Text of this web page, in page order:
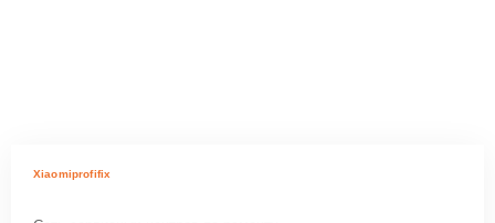
Xiaomiprofifix